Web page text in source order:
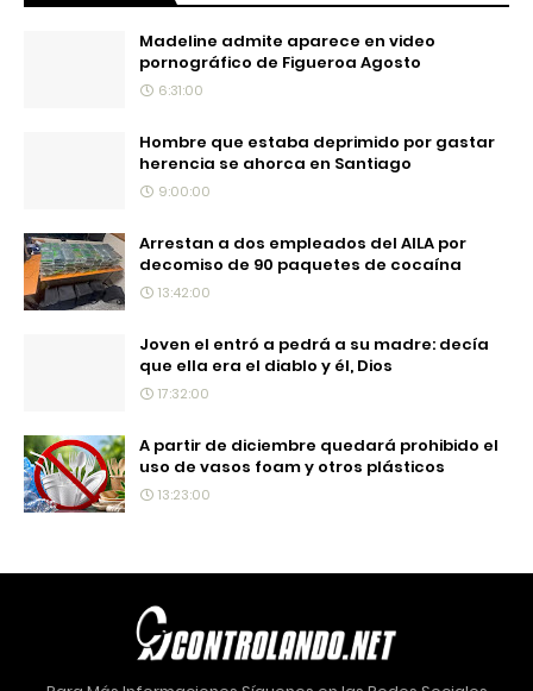
Madeline admite aparece en video
pornográfico de Figueroa Agosto
6:31:00
Hombre que estaba deprimido por gastar
herencia se ahorca en Santiago
9:00:00
Arrestan a dos empleados del AILA por
decomiso de 90 paquetes de cocaína
13:42:00
Joven el entró a pedrá a su madre: decía
que ella era el diablo y él, Dios
17:32:00
A partir de diciembre quedará prohibido el
uso de vasos foam y otros plásticos
13:23:00